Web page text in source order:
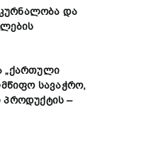
და
„ქართული
სავაჭრო,
პროდუქტის –